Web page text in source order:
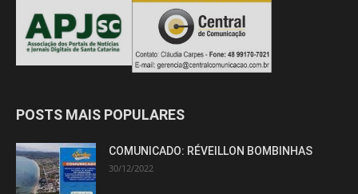
POSTS MAIS POPULARES
COMUNICADO: RÉVEILLON BOMBINHAS
30/12/2022